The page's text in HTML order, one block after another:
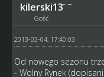
kilerski13
Gość
2013-03-04, 17:40:03
Od nowego sezonu
- Wolny Rynek